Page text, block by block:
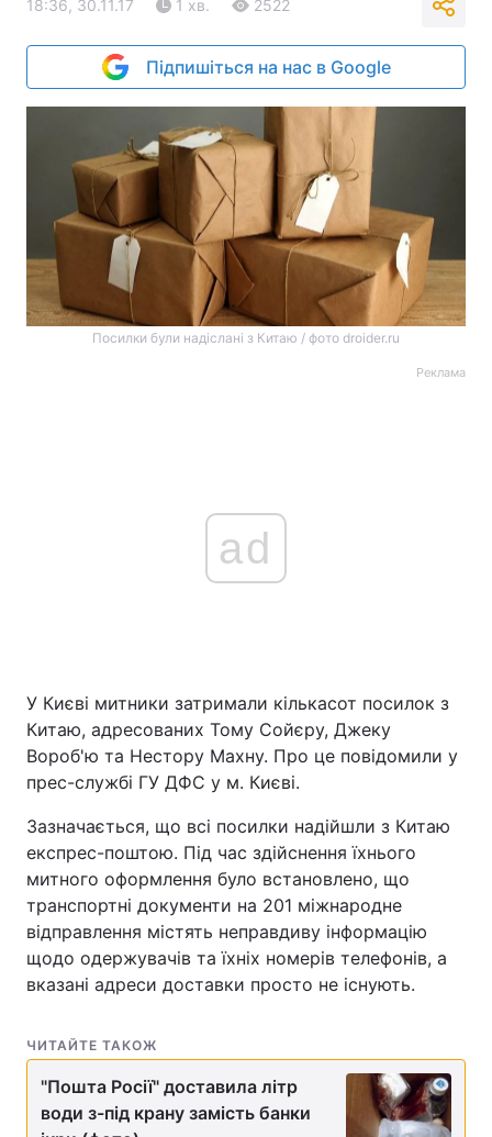
18:36, 30.11.17 1 хв. 2522
Підпишіться на нас в Google
Посилки були надіслані з Китаю / фото droider.ru
Реклама
ad
У Києві митники затримали кількасот посилок з
Китаю, адресованих Тому Сойєру, Джеку
Вороб'ю та Нестору Махну. Про це повідомили у
прес-службі ГУ ДФС у м. Києві.
Зазначається, що всі посилки надійшли з Китаю
експрес-поштою. Під час здійснення їхнього
митного оформлення було встановлено, що
транспортні документи на 201 міжнародне
відправлення містять неправдиву інформацію
щодо одержувачів та їхніх номерів телефонів, а
вказані адреси доставки просто не існують.
ЧИТАЙТЕ ТАКОЖ
"Пошта Росії" доставила літр
води з-під крану замість банки